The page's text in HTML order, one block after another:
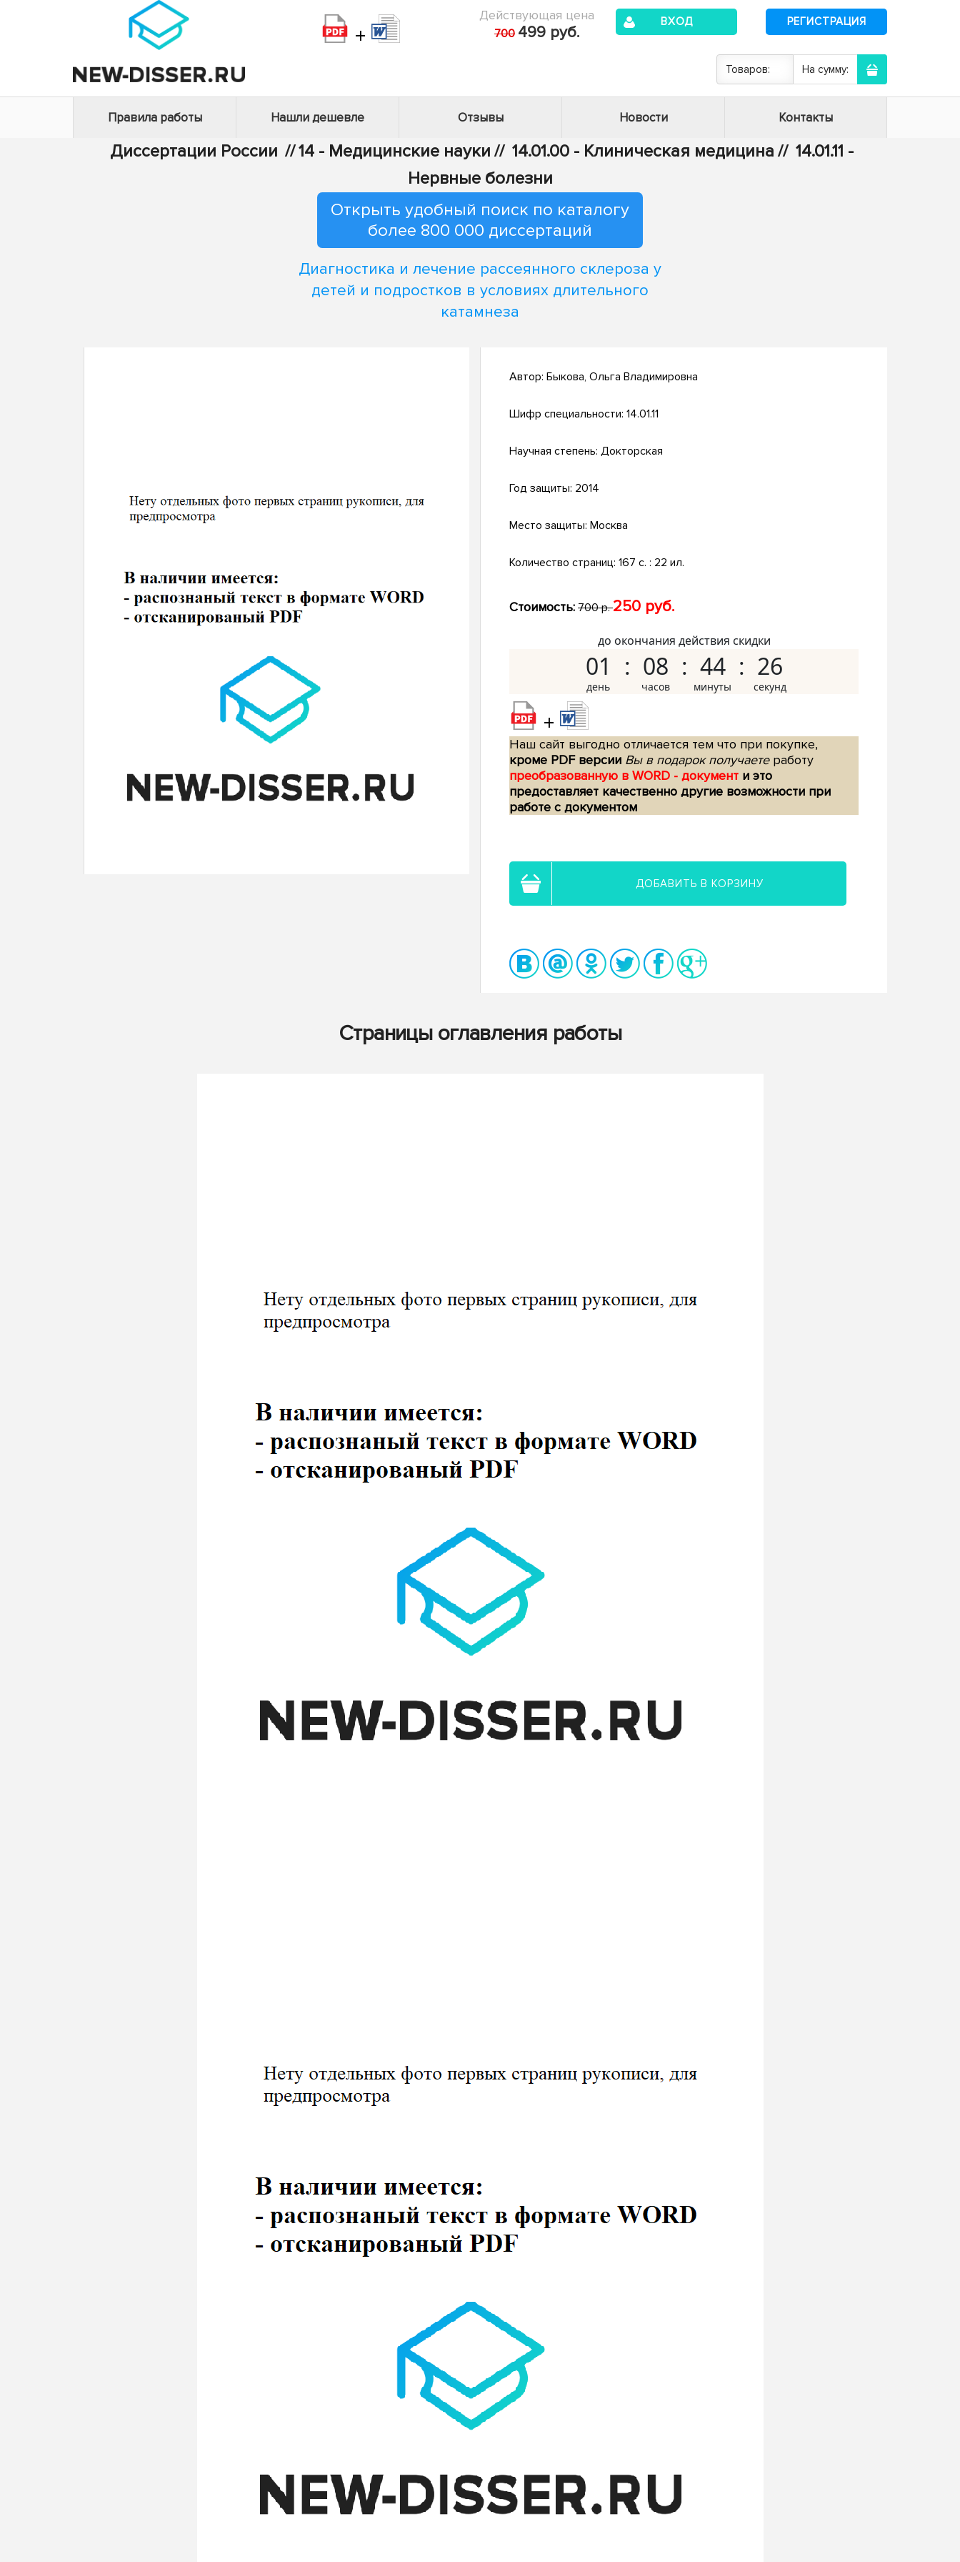
+
Действующая цена
700 499 руб.
ВХОД РЕГИСТРАЦИЯ
Товаров: На сумму:
Правила работы Нашли дешевле Отзывы Новости Контакты
Диссертации России //14 - Медицинские науки // 14.01.00 - Клиническая медицина // 14.01.11 -
Нервные болезни
Открыть удобный поиск по каталогу
более 800 000 диссертаций
Диагностика и лечение рассеянного склероза у
детей и подростков в условиях длительного
катамнеза
Автор: Быкова, Ольга Владимировна
Шифр специальности: 14.01.11
Научная степень: Докторская
Год защиты: 2014
Место защиты: Москва
Количество страниц: 167 с. : 22 ил.
Стоимость: 700 р.250 руб.
до окончания действия скидки
01 08 44 25
+
Наш сайт выгодно отличается тем что при покупке,
кроме PDF версии Вы в подарок получаетеработу
преобразованную в WORD - документ и это
предоставляет качественно другие возможности при
работе с документом
ДОБАВИТЬ В КОРЗИНУ
Страницы оглавления работы